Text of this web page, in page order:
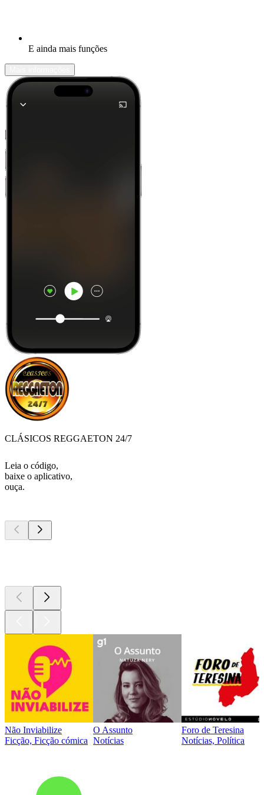
E ainda mais funções
CLÁSICOS REGGAETON 24/7
Leia o código,
baixe o aplicativo,
ouça.
Não Inviabilize
Ficção, Ficção cómica
O Assunto
Notícias
Foro de Teresina
Notícias, Política